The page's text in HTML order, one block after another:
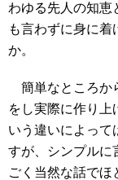
わゆる先人の知恵
も言わずに身に着
か。
簡単なところか
をし実際に作り上
いう違いによって
すが、シンプルに
ごく当然な話でほ